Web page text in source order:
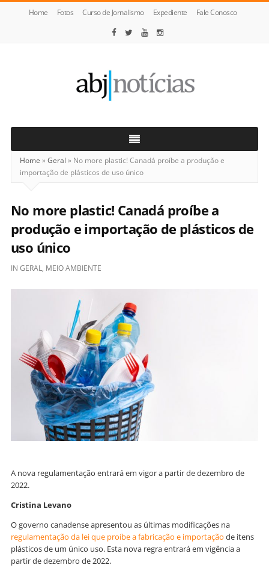
Home Fotos Curso de Jornalismo Expediente Fale Conosco
Notícias
Home »Geral » No more plastic! Canadá proíbe a produção e
importação de plásticos de uso único
No more plastic! Canadá proíbe a
produção e importação de plásticos de
uso único
IN GERAL, MEIO AMBIENTE
A nova regulamentação entrará em vigor a partir de dezembro de
2022.
Cristina Levano
O governo canadense apresentou as últimas modificações na
regulamentação da lei que proíbe a fabricação e importação de itens
plásticos de um único uso. Esta nova regra entrará em vigência a
partir de dezembro de 2022.